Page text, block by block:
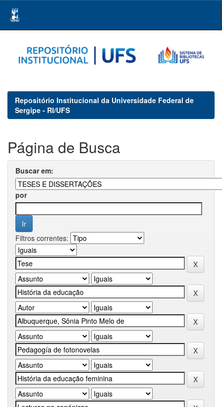
navigation
Repositório Institucional da Universidade Federal de
Sergipe - RI/UFS
Página de Busca
Buscar em:
por
Filtros correntes: